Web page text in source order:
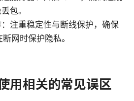
包。
注重稳定性与断线保护，确保
网时保护隐私。
用相关的常见误区